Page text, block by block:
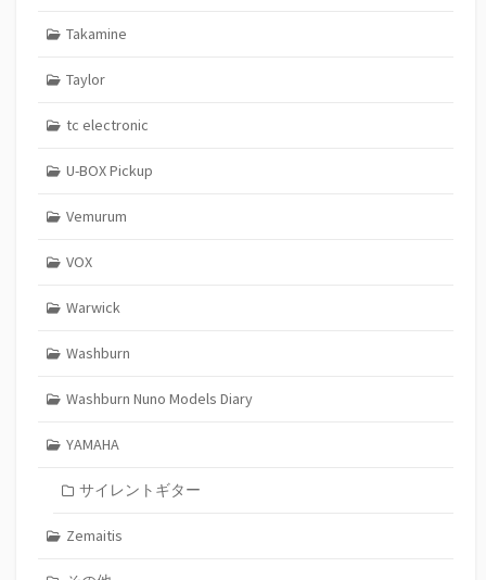
Takamine
Taylor
tc electronic
U-BOX Pickup
Vemurum
VOX
Warwick
Washburn
Washburn Nuno Models Diary
YAMAHA
サイレントギター
Zemaitis